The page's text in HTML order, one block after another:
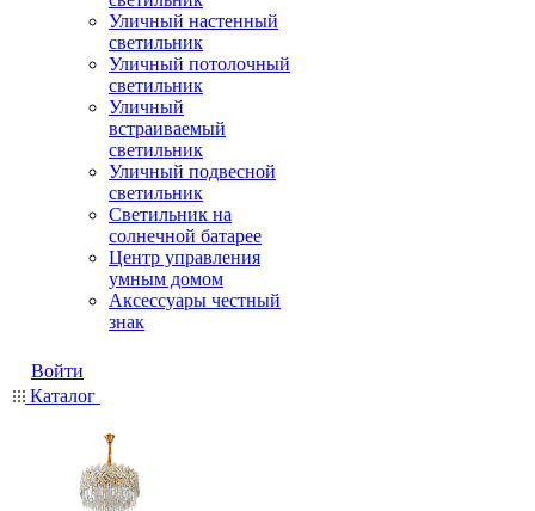
Уличный настенный
светильник
Уличный потолочный
светильник
Уличный
встраиваемый
светильник
Уличный подвесной
светильник
Светильник на
солнечной батарее
Центр управления
умным домом
Аксессуары честный
знак
Войти
Каталог